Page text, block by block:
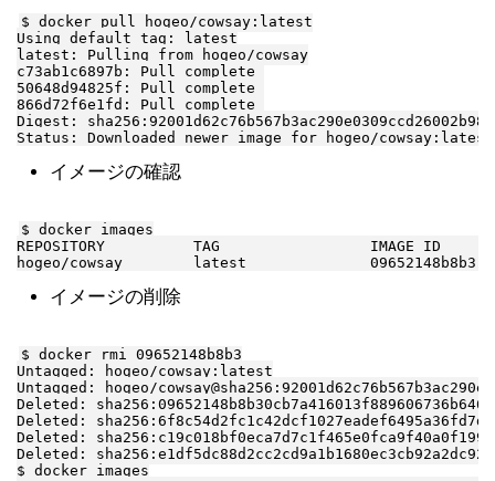
$ docker pull hogeo/cowsay:latest
Using default tag: latest
latest: Pulling from hogeo/cowsay
c73ab1c6897b: Pull complete
50648d94825f: Pull complete
866d72f6e1fd: Pull complete
Digest:
イメージの確認
$ docker images
REPOSITORY          TAG                 IMAGE ID
イメージの削除
$ docker rmi 09652148b8b3
Untagged: hogeo/cowsay:latest
Untagged: hogeo/
Deleted:
Deleted:
Deleted:
Deleted:
$ docker images